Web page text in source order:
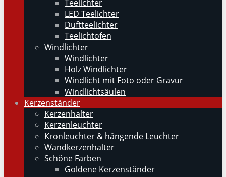
Teelichter
LED Teelichter
Duftteelichter
Teelichtofen
Windlichter
Windlichter
Holz Windlichter
Windlicht mit Foto oder Gravur
Windlichtsäulen
Kerzenständer
Kerzenhalter
Kerzenleuchter
Kronleuchter & hängende Leuchter
Wandkerzenhalter
Schöne Farben
Goldene Kerzenständer